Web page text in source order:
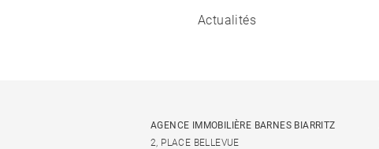
Actualités
AGENCE IMMOBILIÈRE BARNES BIARRITZ
2, PLACE BELLEVUE